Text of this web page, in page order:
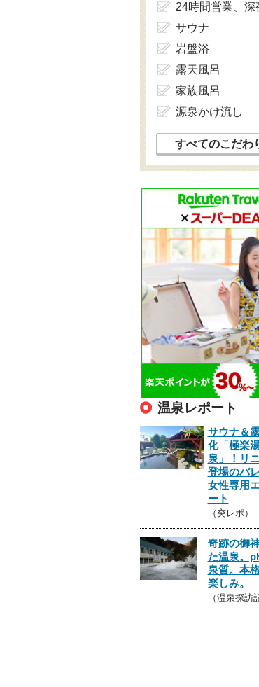
24時間営業、深
サウナ
岩盤浴
露天風呂
家族風呂
源泉かけ流し
すべてのこだわ
温泉レポート
サウナ＆
化「極楽
泉」！リ
登場のバ
女性専用
ート
（突レポ）
奇跡の御
た温泉。
泉質。本
楽しみ。
（温泉探訪